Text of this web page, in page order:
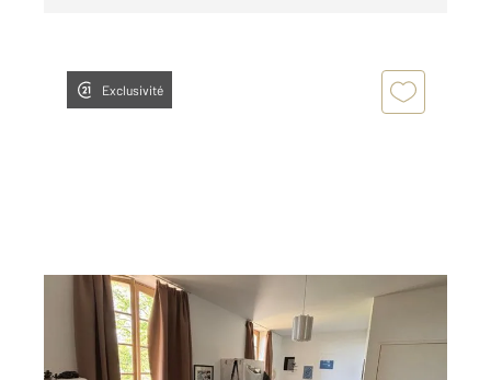
Exclusivité
LE MANS 72
22,51 m2, 1 pièce
Ref : 44444